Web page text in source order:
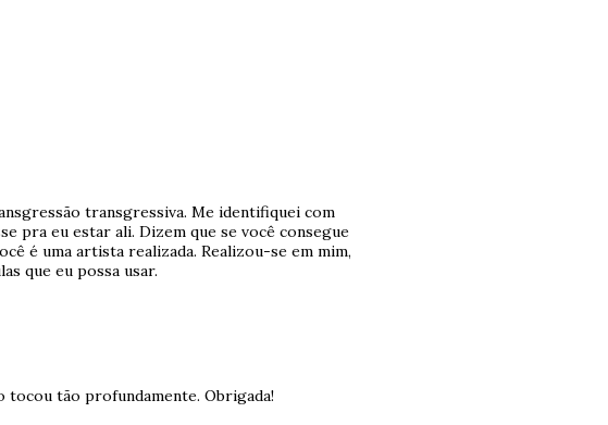
transgressiva. Me identifiquei com
pra eu estar ali. Dizem que se você consegue
é uma artista realizada. Realizou-se em mim,
que eu possa usar.
tocou tão profundamente. Obrigada!